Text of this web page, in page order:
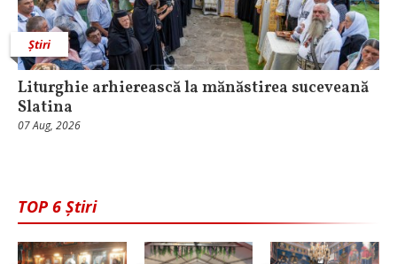
Știri
Liturghie arhierească la mănăstirea suceveană
Slatina
07 Aug, 2026
TOP 6 Știri